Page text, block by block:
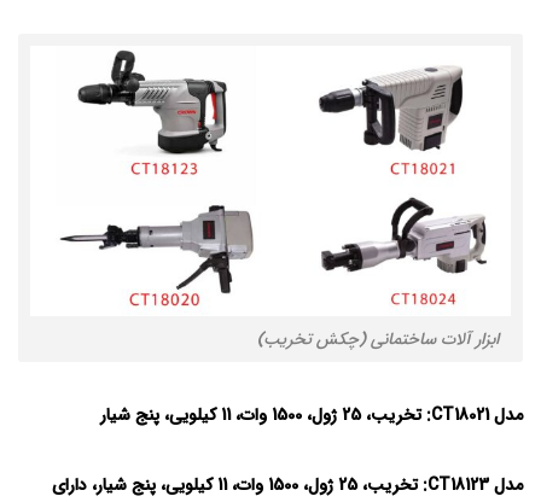
ابزار آلات ساختمانی (چکش تخریب)
مدل CT18021: تخریب، 25 ژول، 1500 وات، 11 کیلویی، پنج شیار
مدل CT18123:
تخریب، 25 ژول، 1500 وات، 11 کیلویی، پنج شیار، دارای